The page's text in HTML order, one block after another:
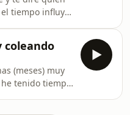
el tiempo influye
coleando
(meses) muy
tenido tiempo